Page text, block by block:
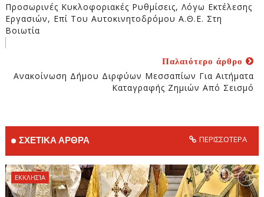
Προσωρινές Κυκλοφοριακές Ρυθμίσεις, Λόγω Εκτέλεσης
Εργασιών, Επί Του Αυτοκινητοδρόμου Α.Θ.Ε. Στη
Βοιωτία
Παλαιότερο άρθρο
Ανακοίνωση Δήμου Διρφύων Μεσσαπίων Για Αιτήματα
Καταγραφής Ζημιών Από Σεισμό
ΣΧΕΤΙΚΑ ΑΡΘΡΑ ΠΕΡΙΣΣΟΤΕΡΑ
ΕΚΚΛΗΣΊΑ